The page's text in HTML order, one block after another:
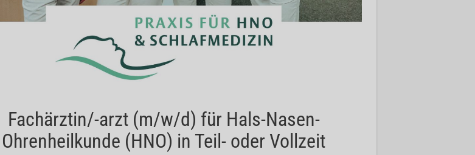
Fachärztin/-arzt (m/w/d) für Hals-Nasen-
Ohrenheilkunde (HNO) in Teil- oder Vollzeit